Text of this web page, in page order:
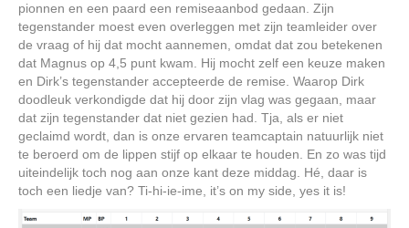
pionnen en een paard een remiseaanbod gedaan. Zijn
tegenstander moest even overleggen met zijn teamleider over
de vraag of hij dat mocht aannemen, omdat dat zou betekenen
dat Magnus op 4,5 punt kwam. Hij mocht zelf een keuze maken
en Dirk’s tegenstander accepteerde de remise. Waarop Dirk
doodleuk verkondigde dat hij door zijn vlag was gegaan, maar
dat zijn tegenstander dat niet gezien had. Tja, als er niet
geclaimd wordt, dan is onze ervaren teamcaptain natuurlijk niet
te beroerd om de lippen stijf op elkaar te houden. En zo was tijd
uiteindelijk toch nog aan onze kant deze middag. Hé, daar is
toch een liedje van? Ti-hi-ie-ime, it’s on my side, yes it is!